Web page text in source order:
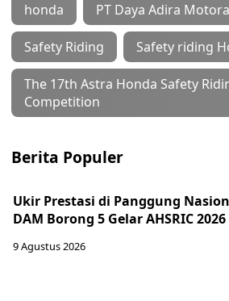
honda PT Daya Adira Motora
Safety Riding Safety riding
The 17th Astra Honda Safety
Competition
Berita Populer
Ukir Prestasi di Panggung
DAM Borong 5 Gelar AHSRIC 2026
9 Agustus 2026